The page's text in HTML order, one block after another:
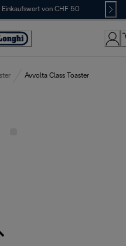
Einkaufswert von CHF 50
Avvolta Class Toaster